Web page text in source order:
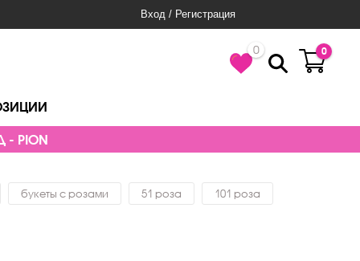
Вход / Регистрация
0 0
PION
букеты с розами 51 роза 101 роза